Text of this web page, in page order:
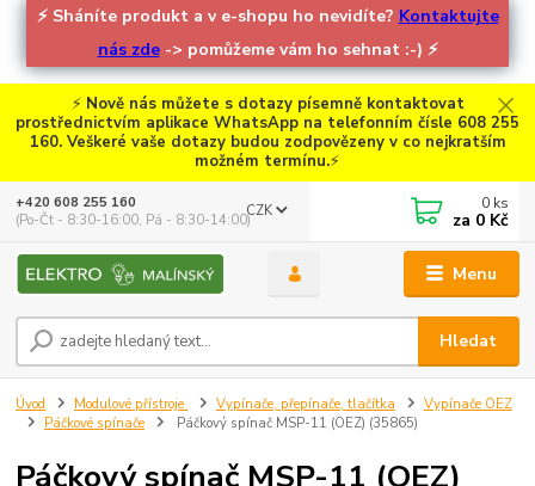
⚡ Sháníte produkt a v e-shopu ho nevidíte? Kontaktujte
nás zde-> pomůžeme vám ho sehnat :-) ⚡
⚡ Nově nás můžete s dotazy písemně kontaktovat
prostřednictvím aplikace WhatsApp na telefonním čísle 608 255
160. Veškeré vaše dotazy budou zodpovězeny v co nejkratším
možném termínu.⚡
Menu
CZK
Hledat
+420 608 255 160
(Po-Čt - 8:30-16:00, Pá - 8:30-14:00)
0 ks
za 0 Kč
Úvod Modulové přístroje Vypínače, přepínače, tlačítka
Vypínače OEZ
Páčkové spínače
Páčkový spínač MSP-11 (OEZ) (35865)
Páčkový spínač MSP-11 (OEZ)